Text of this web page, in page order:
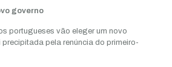
governo
portugueses vão eleger um novo
precipitada pela renúncia do primeiro-